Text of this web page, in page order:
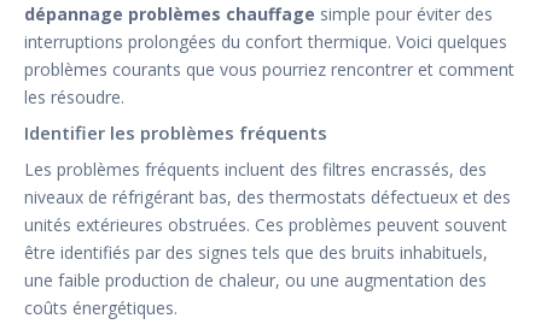
dépannage problèmes chauffage simple pour éviter des
interruptions prolongées du confort thermique. Voici quelques
problèmes courants que vous pourriez rencontrer et comment
les résoudre.
Identifier les problèmes fréquents
Les problèmes fréquents incluent des filtres encrassés, des
niveaux de réfrigérant bas, des thermostats défectueux et des
unités extérieures obstruées. Ces problèmes peuvent souvent
être identifiés par des signes tels que des bruits inhabituels,
une faible production de chaleur, ou une augmentation des
coûts énergétiques.